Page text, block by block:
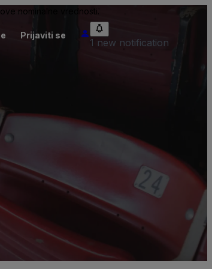
nominalne vrednosti.
Prijaviti se
1 new notification